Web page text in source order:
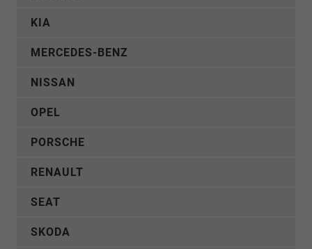
KIA
MERCEDES-BENZ
NISSAN
OPEL
PORSCHE
RENAULT
SEAT
SKODA